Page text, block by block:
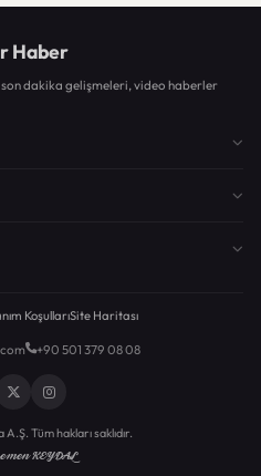
Haber
dakika gelişmeleri, video haberler
KoşullarıSite Haritası
+90 501 379 08 08
Tüm hakları saklıdır.
KEYDAL